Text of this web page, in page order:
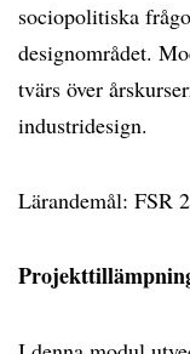
sociopolitiska
designområdet.
tvärs över
industridesign.
Lärandemål: FSR 2